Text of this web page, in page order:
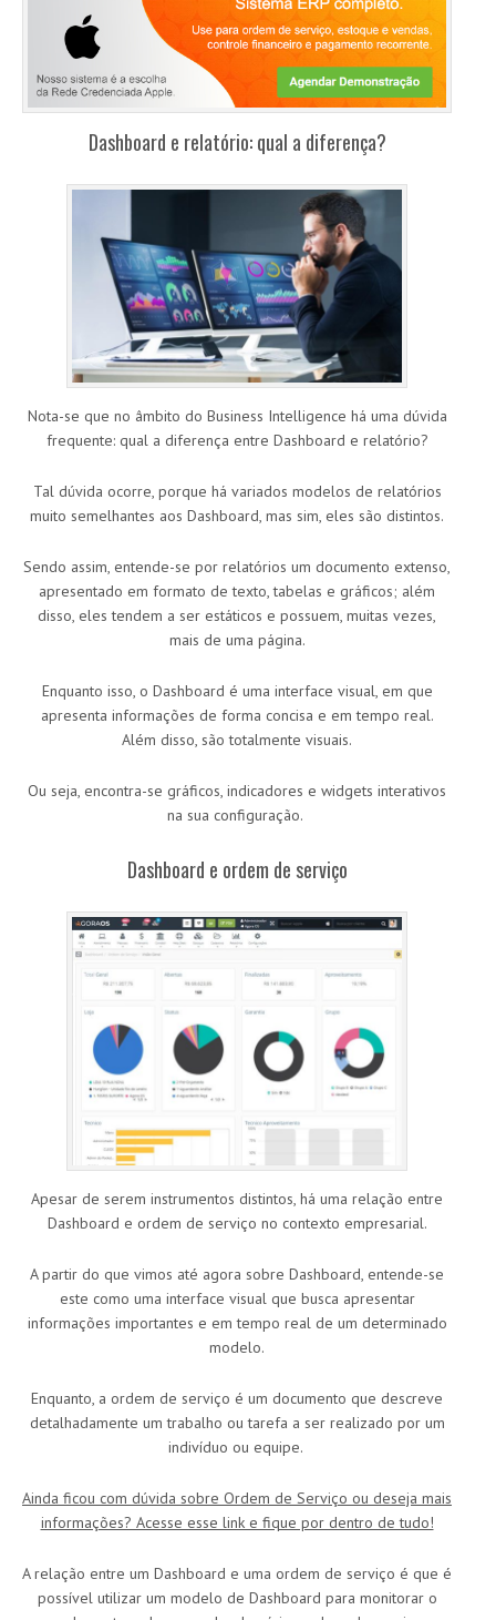
Dashboard e relatório: qual a diferença?
Nota-se que no âmbito do Business Intelligence há uma dúvida
frequente: qual a diferença entre Dashboard e relatório?
Tal dúvida ocorre, porque há variados modelos de relatórios
muito semelhantes aos Dashboard, mas sim, eles são distintos.
Sendo assim, entende-se por relatórios um documento extenso,
apresentado em formato de texto, tabelas e gráficos; além
disso, eles tendem a ser estáticos e possuem, muitas vezes,
mais de uma página.
Enquanto isso, o Dashboard é uma interface visual, em que
apresenta informações de forma concisa e em tempo real.
Além disso, são totalmente visuais.
Ou seja, encontra-se gráficos, indicadores e widgets interativos
na sua configuração.
Dashboard e ordem de serviço
Apesar de serem instrumentos distintos, há uma relação entre
Dashboard e ordem de serviço no contexto empresarial.
A partir do que vimos até agora sobre Dashboard, entende-se
este como uma interface visual que busca apresentar
informações importantes e em tempo real de um determinado
modelo.
Enquanto, a ordem de serviço é um documento que descreve
detalhadamente um trabalho ou tarefa a ser realizado por um
indivíduo ou equipe.
Ainda ficou com dúvida sobre Ordem de Serviço ou deseja mais
informações? Acesse esse link e fique por dentro de tudo!
A relação entre um Dashboard e uma ordem de serviço é que é
possível utilizar um modelo de Dashboard para monitorar o